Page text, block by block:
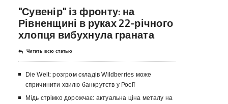
"Сувенір" із фронту: на
Рівненщині в руках 22-річного
хлопця вибухнула граната
Читать всю статью
Die Welt: розгром складів Wildberries може
спричинити хвилю банкрутств у Росії
Мідь стрімко дорожчає: актуальна ціна металу на